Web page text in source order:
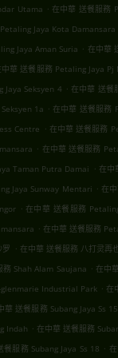
Utama . 在中華 送餐服務
Jaya Kota Damansara
Jaya Aman Suria . 在中華
中華 送餐服務 Petaling Jaya Pj
Jaya Seksyen 4 . 在中華 送餐
1a . 在中華 送餐服務
Centre . 在中華 送餐服務
. 在中華 送餐服務
Taman Putra Damai . 在中
Jaya Sunway Mentari . 在
. 在中華 送餐服務
. 在中華 送餐服務
罗 . 在中華 送餐服務 八打灵再
務 Shah Alam Saujana . 在中
glenmarie Industrial Park . 在
華 送餐服務 Subang Jaya Ss 15
Indah . 在中華 送餐服務
餐服務 Subang Jaya Ss 18 .